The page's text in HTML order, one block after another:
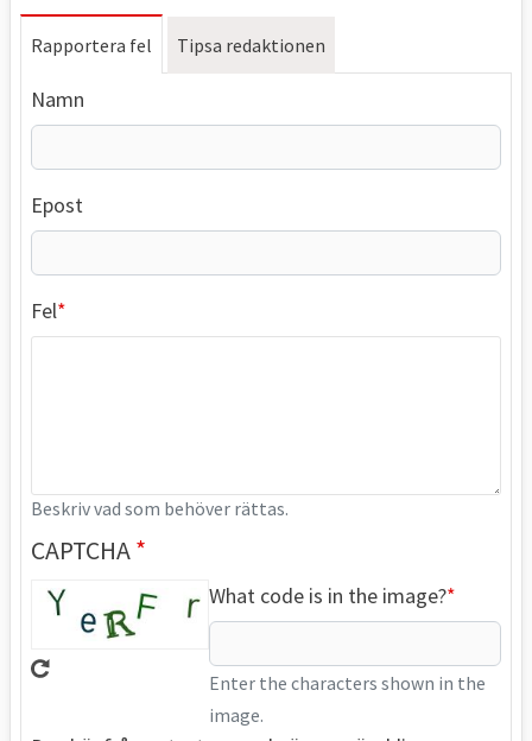
Rapportera fel Tipsa redaktionen
Namn
Epost
Fel
Beskriv vad som behöver rättas.
CAPTCHA
What code is in the image?
Enter the characters shown in the
image.